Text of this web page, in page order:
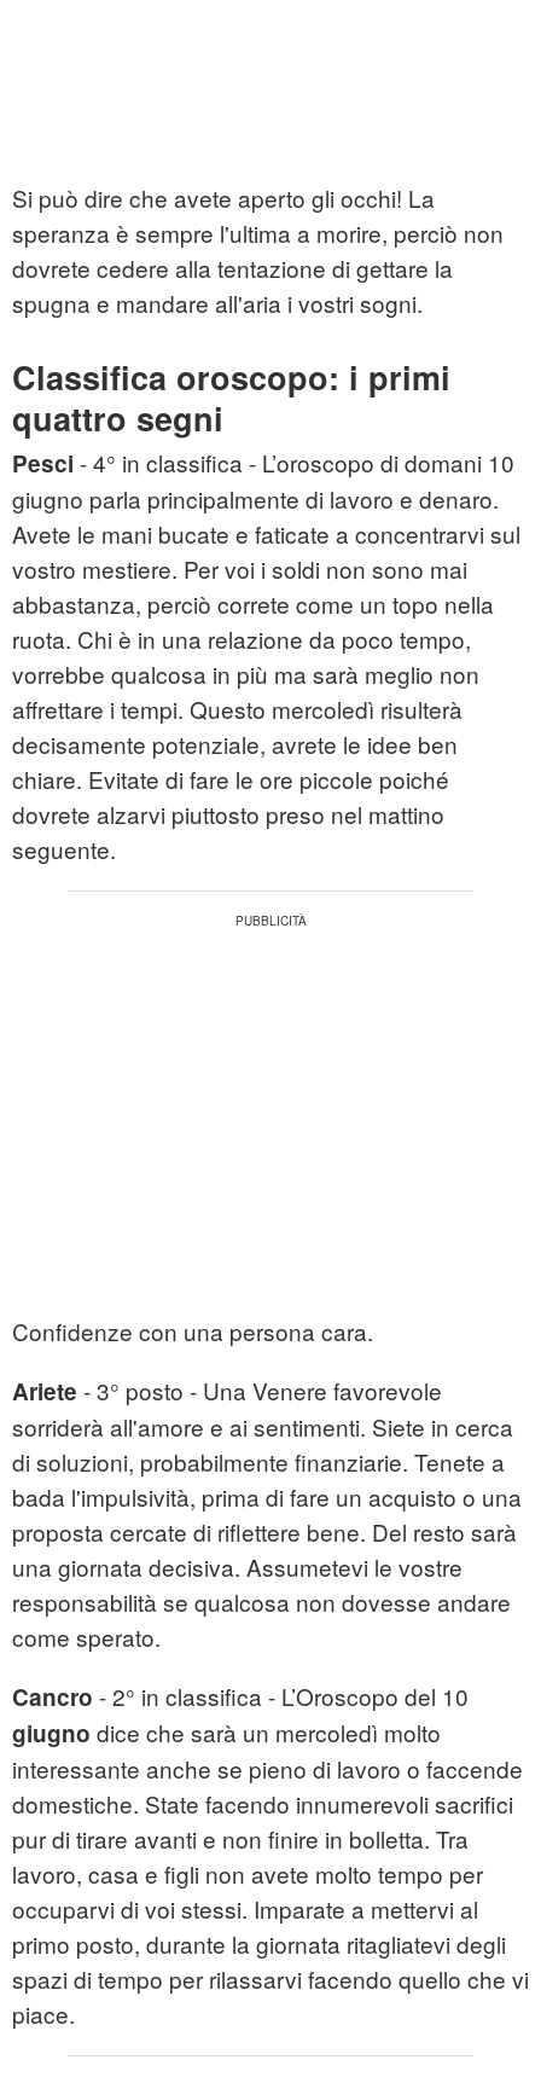
Si può dire che avete aperto gli occhi! La
speranza è sempre l'ultima a morire, perciò non
dovrete cedere alla tentazione di gettare la
spugna e mandare all'aria i vostri sogni.
Classifica oroscopo: i primi
quattro segni
Pesci - 4° in classifica - L’oroscopo di domani 10
giugno parla principalmente di lavoro e denaro.
Avete le mani bucate e faticate a concentrarvi sul
vostro mestiere. Per voi i soldi non sono mai
abbastanza, perciò correte come un topo nella
ruota. Chi è in una relazione da poco tempo,
vorrebbe qualcosa in più ma sarà meglio non
affrettare i tempi. Questo mercoledì risulterà
decisamente potenziale, avrete le idee ben
chiare. Evitate di fare le ore piccole poiché
dovrete alzarvi piuttosto preso nel mattino
seguente.
Confidenze con una persona cara.
Ariete - 3° posto - Una Venere favorevole
sorriderà all'amore e ai sentimenti. Siete in cerca
di soluzioni, probabilmente finanziarie. Tenete a
bada l'impulsività, prima di fare un acquisto o una
proposta cercate di riflettere bene. Del resto sarà
una giornata decisiva. Assumetevi le vostre
responsabilità se qualcosa non dovesse andare
come sperato.
Cancro - 2° in classifica - L’Oroscopo del 10
giugno dice che sarà un mercoledì molto
interessante anche se pieno di lavoro o faccende
domestiche. State facendo innumerevoli sacrifici
pur di tirare avanti e non finire in bolletta. Tra
lavoro, casa e figli non avete molto tempo per
occuparvi di voi stessi. Imparate a mettervi al
primo posto, durante la giornata ritagliatevi degli
spazi di tempo per rilassarvi facendo quello che vi
piace.